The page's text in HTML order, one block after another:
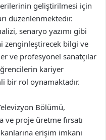
geliştirilmesi için
düzenlenmektedir.
senaryo yazımı gibi
zenginleştirecek bilgi ve
ve profesyonel sanatçılar
kariyer
bir rol oynamaktadır.
Bölümü,
ve proje üretme fırsatı
erişim imkanı